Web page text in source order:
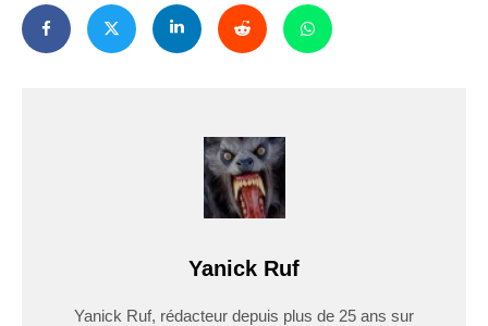
Yanick Ruf
Yanick Ruf, rédacteur depuis plus de 25 ans sur